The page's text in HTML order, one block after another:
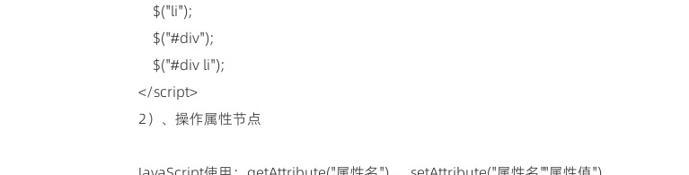
$("li");
$("#div");
$("#div li");
</script>
2）、操作属性节点